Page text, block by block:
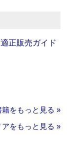
正販売ガイド
籍をもっと見る »
をもっと見る »